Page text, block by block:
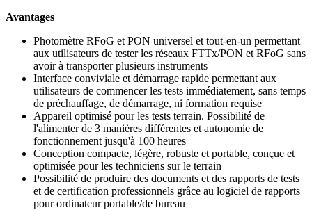
Avantages
Photomètre RFoG et PON universel et tout-en-un permettant
aux utilisateurs de tester les réseaux FTTx/PON et RFoG sans
avoir à transporter plusieurs instruments
Interface conviviale et démarrage rapide permettant aux
utilisateurs de commencer les tests immédiatement, sans temps
de préchauffage, de démarrage, ni formation requise
Appareil optimisé pour les tests terrain. Possibilité de
l'alimenter de 3 manières différentes et autonomie de
fonctionnement jusqu'à 100 heures
Conception compacte, légère, robuste et portable, conçue et
optimisée pour les techniciens sur le terrain
Possibilité de produire des documents et des rapports de tests
et de certification professionnels grâce au logiciel de rapports
pour ordinateur portable/de bureau